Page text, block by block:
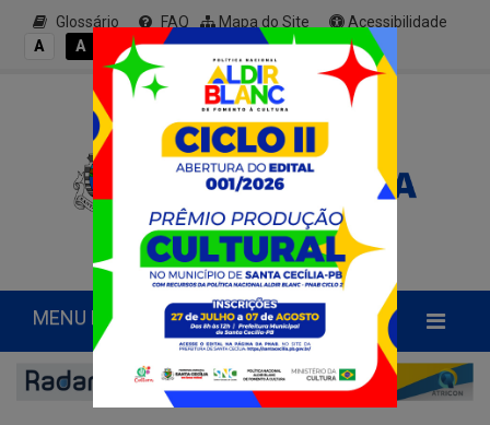
Glossário FAQ Mapa do Site
Acessibilidade
A
A A A+
MENU PRINCIPAL